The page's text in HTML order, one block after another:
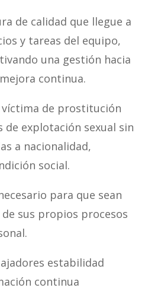
de calidad que llegue a
y tareas del equipo,
una gestión hacia
continua.
víctima de prostitución
explotación sexual sin
a nacionalidad,
social.
para que sean
sus propios procesos
estabilidad
continua